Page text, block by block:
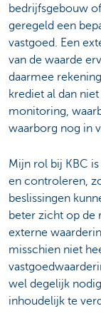
bedrijfsgebouw
geregeld een
vastgoed. Een
van de waarde
daarmee
krediet al dan
monitoring,
waarborg nog in
Mijn rol bij KBC
en controleren,
beslissingen
beter zicht op de
externe
misschien niet
wel degelijk
inhoudelijk te